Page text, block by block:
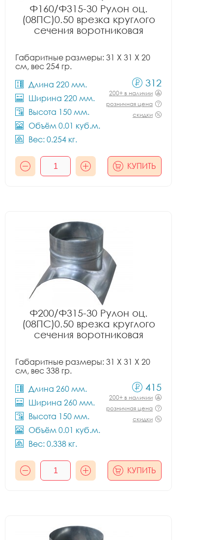
Ф160/Ф315-30 Рулон оц.
(08ПС)0.50 врезка круглого
сечения воротниковая
Габаритные размеры: 31 X 31 X 20
см, вес 254 гр.
Длина 220 мм.
Ширина 220 мм.
Высота 150 мм.
Объём 0.01 куб.м.
Вес: 0.254 кг.
312
200+ в наличии
розничная цена
скидки
КУПИТЬ
Ф200/Ф315-30 Рулон оц.
(08ПС)0.50 врезка круглого
сечения воротниковая
Габаритные размеры: 31 X 31 X 20
см, вес 338 гр.
Длина 260 мм.
Ширина 260 мм.
Высота 150 мм.
Объём 0.01 куб.м.
Вес: 0.338 кг.
415
200+ в наличии
розничная цена
скидки
КУПИТЬ